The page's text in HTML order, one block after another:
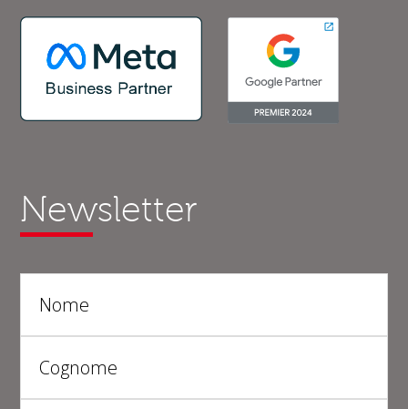
Newsletter